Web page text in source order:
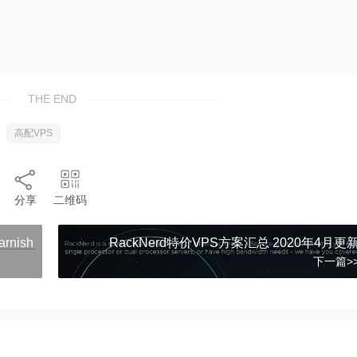
THE END
高配VPS
分享 二维码
RackNerd特价VPS方案汇总 2020年4月更
下一篇